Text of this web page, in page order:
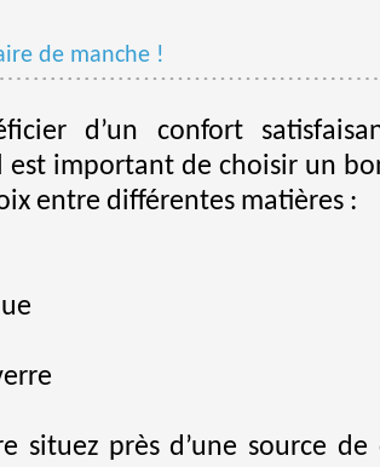
de manche !
d’un confort
est important de choisir un
entre différentes matières :
situez près d’une source